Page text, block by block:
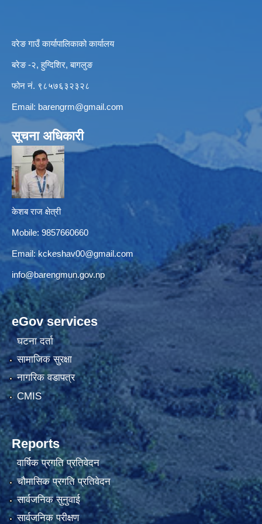
वरेङ गाउँ कार्यापालिकाको कार्यालय
बरेङ -२, हुग्दिशिर, बागलुङ
फोन नं. ९८५७६३२३२८
Email: barengrm@gmail.com
सूचना अधिकारी
केशब राज क्षेत्री
Mobile: 9857660660
Email: kckeshav00@gmail.com
info@barengmun.gov.np
eGov services
घटना दर्ता
सामाजिक सुरक्षा
नागरिक वडापत्र
CMIS
Reports
वार्षिक प्रगति प्रतिवेदन
चौमासिक प्रगति प्रतिवेदन
सार्वजनिक सुनुवाई
सार्वजनिक परीक्षण